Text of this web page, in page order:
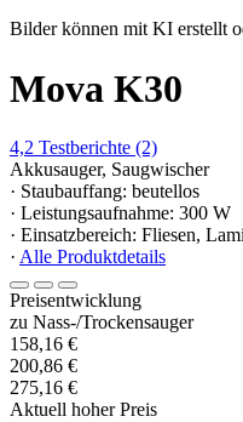
Bilder können mit KI erstellt
Mova K30
4,2 Testberichte (2)
Akkusauger, Saugwischer
· Staubauffang: beutellos
· Leistungsaufnahme: 300 W
· Einsatzbereich: Fliesen,
· Alle Produktdetails
Preisentwicklung
zu Nass-/Trockensauger
158,16 €
200,86 €
275,16 €
Aktuell hoher Preis